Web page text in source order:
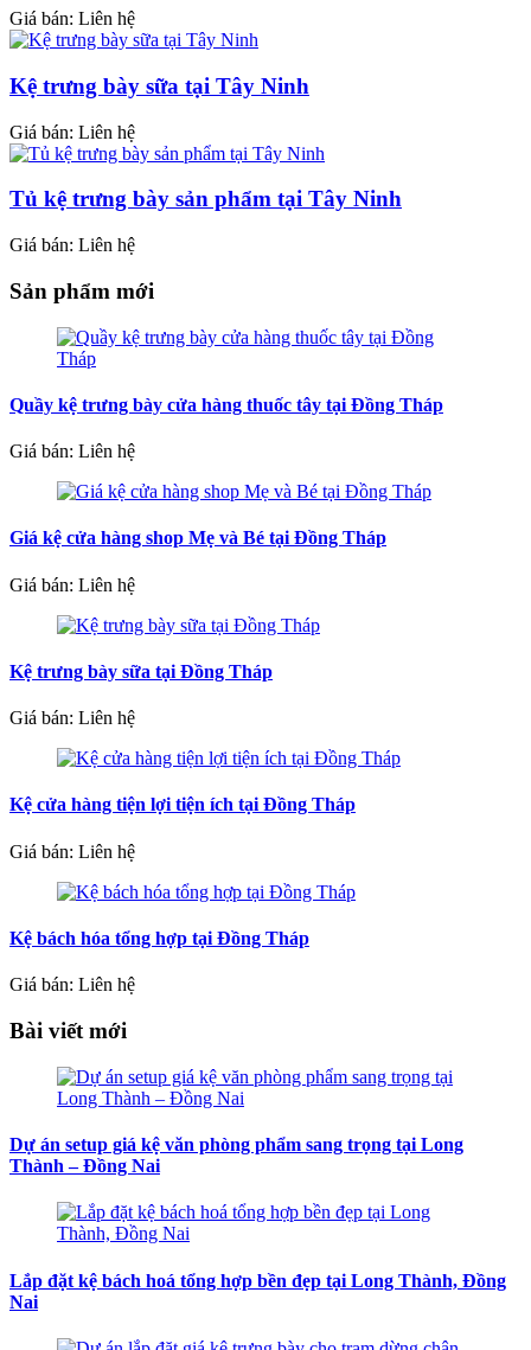
Giá bán: Liên hệ
Kệ trưng bày sữa tại Tây Ninh
Giá bán: Liên hệ
Tủ kệ trưng bày sản phẩm tại Tây Ninh
Giá bán: Liên hệ
Sản phẩm mới
Quầy kệ trưng bày cửa hàng thuốc tây tại Đồng Tháp
Giá bán: Liên hệ
Giá kệ cửa hàng shop Mẹ và Bé tại Đồng Tháp
Giá bán: Liên hệ
Kệ trưng bày sữa tại Đồng Tháp
Giá bán: Liên hệ
Kệ cửa hàng tiện lợi tiện ích tại Đồng Tháp
Giá bán: Liên hệ
Kệ bách hóa tổng hợp tại Đồng Tháp
Giá bán: Liên hệ
Bài viết mới
Dự án setup giá kệ văn phòng phẩm sang trọng tại Long
Thành – Đồng Nai
Lắp đặt kệ bách hoá tổng hợp bền đẹp tại Long Thành, Đồng
Nai